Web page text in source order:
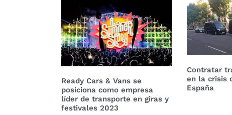
Ready Cars & Vans se
posiciona como empresa
líder de transporte en giras y
festivales 2023
Contratar
en la crisis
España